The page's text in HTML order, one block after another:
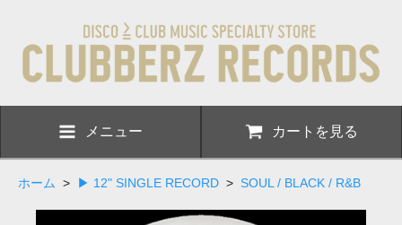
メニュー カートを見る
ホーム > ▶ 12" SINGLE RECORD > SOUL / BLACK / R&B